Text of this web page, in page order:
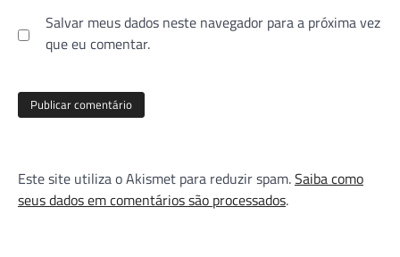
Salvar meus dados neste navegador para a próxima vez
que eu comentar.
Este site utiliza o Akismet para reduzir spam.Saiba como
seus dados em comentários são processados.